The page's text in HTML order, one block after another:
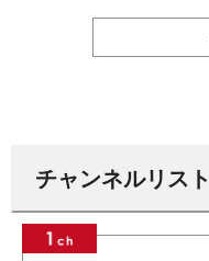
チャンネルリスト